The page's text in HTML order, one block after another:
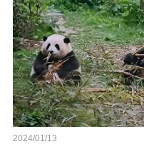
2024/01/13